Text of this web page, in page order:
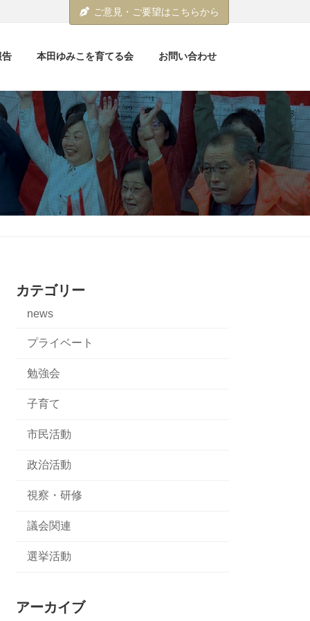
ご意見・ご要望はこちらから
告 本田ゆみこを育てる会 お問い合わせ
カテゴリー
news
プライベート
勉強会
子育て
市民活動
政治活動
視察・研修
議会関連
選挙活動
アーカイブ